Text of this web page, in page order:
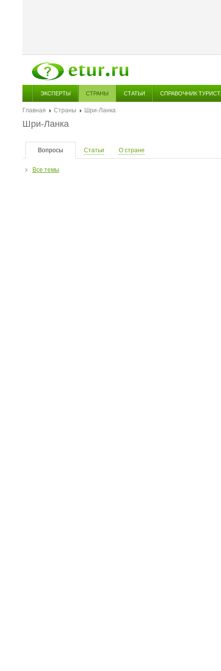
ЭКСПЕРТЫ СТРАНЫ СТАТЬИ СПРАВОЧНИК
Главная Страны
Шри-Ланка
Шри-Ланка
Вопросы Статьи О стране
Все темы